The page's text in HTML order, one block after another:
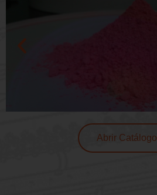
Abrir Catálogo